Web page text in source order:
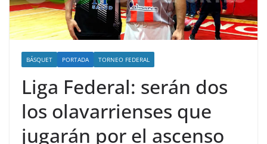
BÁSQUET PORTADA TORNEO FEDERAL
Liga Federal: serán dos
los olavarrienses que
jugarán por el ascenso